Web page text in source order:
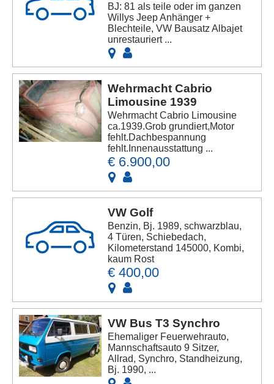
BJ: 81 als teile oder im ganzen
Willys Jeep Anhänger +
Blechteile, VW Bausatz Albajet
unrestauriert ...
Wehrmacht Cabrio
Limousine 1939
Wehrmacht Cabrio Limousine
ca.1939.Grob grundiert,Motor
fehlt.Dachbespannung
fehlt.Innenausstattung ...
€ 6.900,00
VW Golf
Benzin, Bj. 1989, schwarzblau,
4 Türen, Schiebedach,
Kilometerstand 145000, Kombi,
kaum Rost
€ 400,00
VW Bus T3 Synchro
Ehemaliger Feuerwehrauto,
Mannschaftsauto 9 Sitzer,
Allrad, Synchro, Standheizung,
Bj. 1990, ...